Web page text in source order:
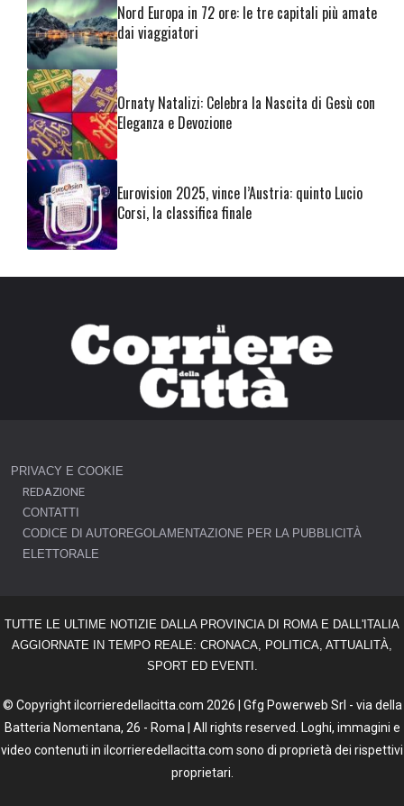
Nord Europa in 72 ore: le tre capitali più amate
dai viaggiatori
Ornaty Natalizi: Celebra la Nascita di Gesù con
Eleganza e Devozione
Eurovision 2025, vince l’Austria: quinto Lucio
Corsi, la classifica finale
PRIVACY E COOKIE
REDAZIONE
CONTATTI
CODICE DI AUTOREGOLAMENTAZIONE PER LA PUBBLICITÀ
ELETTORALE
TUTTE LE ULTIME NOTIZIE DALLA PROVINCIA DI ROMA E DALL'ITALIA
AGGIORNATE IN TEMPO REALE: CRONACA, POLITICA, ATTUALITÀ,
SPORT ED EVENTI.
© Copyright ilcorrieredellacitta.com 2026 | Gfg Powerweb Srl - via della
Batteria Nomentana, 26 - Roma | All rights reserved. Loghi, immagini e
video contenuti in ilcorrieredellacitta.com sono di proprietà dei rispettivi
proprietari.